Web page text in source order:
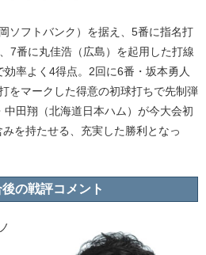
ソフトバンク）を据え、5番に指名打
7番に丸佳浩（広島）を起用した打線
率よく4得点。2回に6番・坂本勇人
をマークした得意の初球打ちで先制弾
田翔（北海道日本ハム）が今大会初
を持たせる、充実した勝利となっ
の戦評コメント